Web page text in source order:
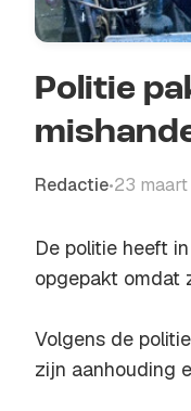
Politie
Redactie•23
De politie heeft
opgepakt omdat
Volgens de
zijn aanhouding